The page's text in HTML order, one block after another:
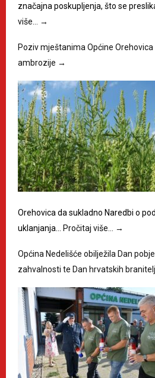
značajna poskupljenja, što se
više…
→
Poziv mještanima Općine
ambrozije →
Orehovica da sukladno Naredbi o
uklanjanja…
Pročitaj više… →
Općina Nedelišće obilježila Dan
zahvalnosti te Dan hrvatskih